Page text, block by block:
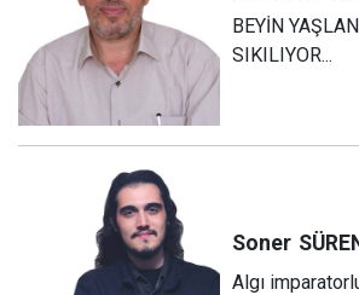
BEYİN
SIKILIYOR...
Soner
Algı